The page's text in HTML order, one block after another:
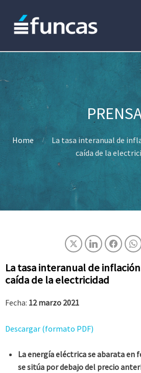
Home
La tasa interanual de
caída de la
La tasa interanual de
caída de la electricidad
Fecha: 12 marzo 2021
Descargar (formato PDF)
La energía eléctrica se abarata en
se sitúa por debajo del precio